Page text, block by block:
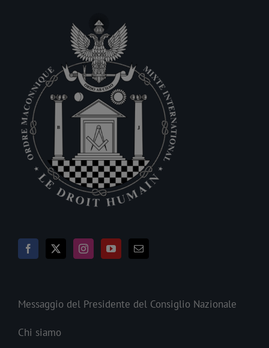
Messaggio del Presidente del Consiglio Nazionale
Chi siamo